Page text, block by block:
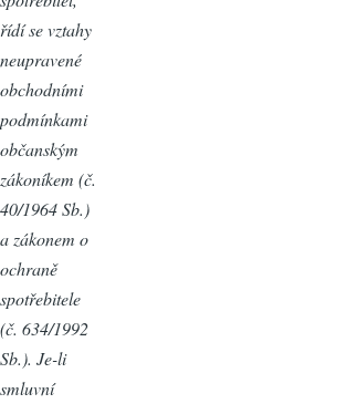
řídí se vztahy
neupravené
obchodními
podmínkami
občanským
zákoníkem (č.
40/1964 Sb.)
a zákonem o
ochraně
spotřebitele
(č. 634/1992
Sb.). Je-li
smluvní